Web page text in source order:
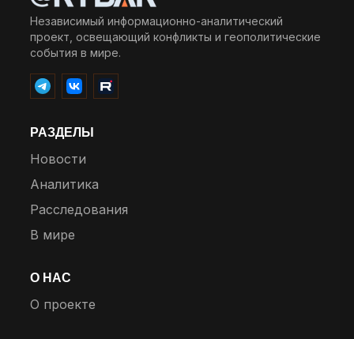
Независимый информационно-аналитический
проект, освещающий конфликты и геополитические
события в мире.
РАЗДЕЛЫ
Новости
Аналитика
Расследования
В мире
О НАС
О проекте